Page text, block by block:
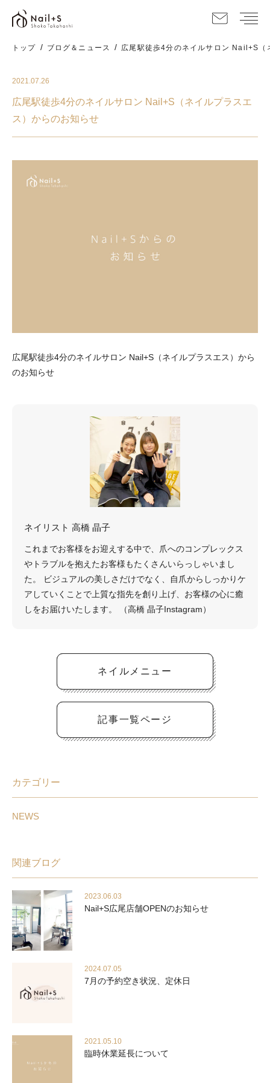
トップ ブログ＆ニュース 広尾駅徒歩4分のネイルサロン Nail+S（
2021.07.26
広尾駅徒歩4分のネイルサロン Nail+S（ネイルプラスエ
ス）からのお知らせ
広尾駅徒歩4分のネイルサロン Nail+S（ネイルプラスエス）から
のお知らせ
ネイリスト 高橋 晶子
これまでお客様をお迎えする中で、爪へのコンプレックス
やトラブルを抱えたお客様もたくさんいらっしゃいまし
た。 ビジュアルの美しさだけでなく、自爪からしっかりケ
アしていくことで上質な指先を創り上げ、お客様の心に癒
しをお届けいたします。 （高橋 晶子Instagram）
ネイルメニュー
記事一覧ページ
カテゴリー
NEWS
関連ブログ
2023.06.03
Nail+S広尾店舗OPENのお知らせ
2024.07.05
7月の予約空き状況、定休日
2021.05.10
臨時休業延長について